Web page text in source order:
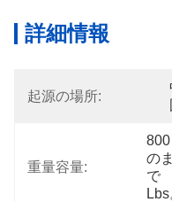
詳細情報
起源の場所:
重量容量:
800
のま
で
Lbs